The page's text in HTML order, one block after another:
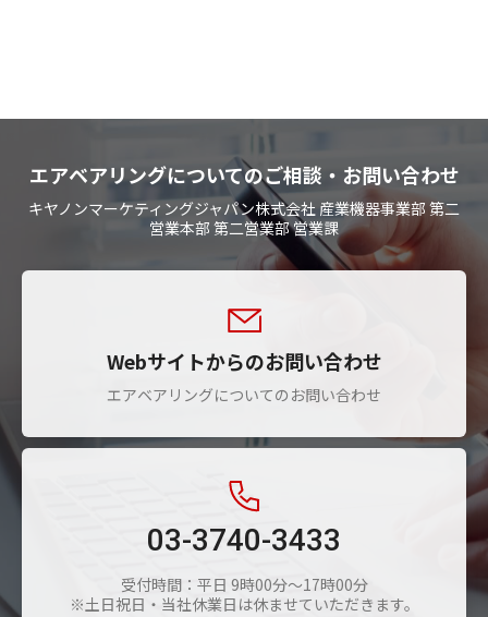
エアベアリングについてのご相談・お問い合わせ
キヤノンマーケティングジャパン株式会社 産業機器事業部 第二
営業本部 第二営業部 営業課
Webサイトからのお問い合わせ
エアベアリングについてのお問い合わせ
03-3740-3433
受付時間：平日 9時00分～17時00分
※土日祝日・当社休業日は休ませていただきます。